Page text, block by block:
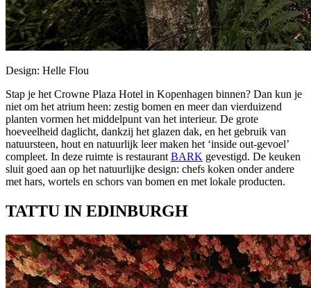
Design: Helle Flou
Stap je het Crowne Plaza Hotel in Kopenhagen binnen? Dan kun je
niet om het atrium heen: zestig bomen en meer dan vierduizend
planten vormen het middelpunt van het interieur. De grote
hoeveelheid daglicht, dankzij het glazen dak, en het gebruik van
natuursteen, hout en natuurlijk leer maken het ‘inside out-gevoel’
compleet. In deze ruimte is restaurant BARK gevestigd. De keuken
sluit goed aan op het natuurlijke design: chefs koken onder andere
met hars, wortels en schors van bomen en met lokale producten.
TATTU IN EDINBURGH